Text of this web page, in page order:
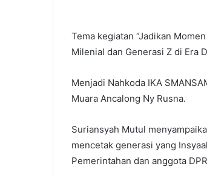
Tema kegiatan “Jadikan
Milenial dan Generasi Z di Era
Menjadi Nahkoda IKA
Muara Ancalong Ny Rusna.
Suriansyah Mutul
mencetak generasi yang
Pemerintahan dan anggota